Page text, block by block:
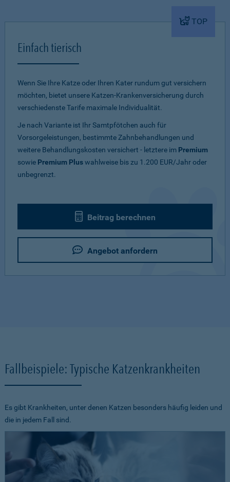
TOP
Einfach tierisch
Wenn Sie Ihre Katze oder Ihren Kater rundum gut versichern
möchten, bietet unsere Katzen-Krankenversicherung durch
verschiedenste Tarife maximale Individualität.
Je nach Variante ist Ihr Samtpfötchen auch für
Vorsorgeleistungen, bestimmte Zahnbehandlungen und
weitere Behandlungskosten versichert - letztere im Premium
sowie Premium Pluswahlweise bis zu 1.200 EUR/Jahr oder
unbegrenzt.
Beitrag berechnen
Angebot anfordern
Fallbeispiele: Typische Katzenkrankheiten
Es gibt Krankheiten, unter denen Katzen besonders häufig leiden und
die in jedem Fall sind.